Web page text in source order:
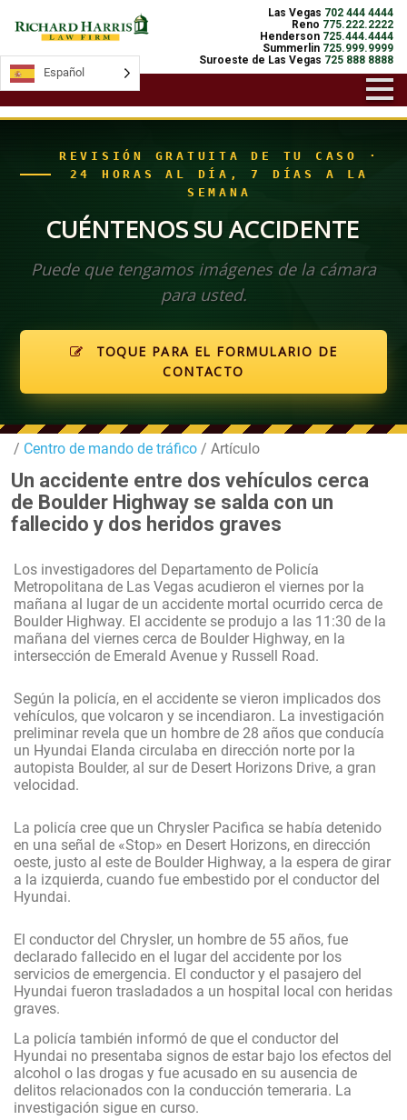
Las Vegas 702 444 4444
Reno 775.222.2222
Henderson 725.444.4444
Summerlin 725.999.9999
Suroeste de Las Vegas 725 888 8888
REVISIÓN GRATUITA DE TU CASO ·
24 HORAS AL DÍA, 7 DÍAS A LA
SEMANA
CUÉNTENOS SU ACCIDENTE
Puede que tengamos imágenes de la cámara
para usted.
TOQUE PARA EL FORMULARIO DE
CONTACTO
/ Centro de mando de tráfico / Artículo
Un accidente entre dos vehículos cerca
de Boulder Highway se salda con un
fallecido y dos heridos graves
Los investigadores del Departamento de Policía
Metropolitana de Las Vegas acudieron el viernes por la
mañana al lugar de un accidente mortal ocurrido cerca de
Boulder Highway. El accidente se produjo a las 11:30 de la
mañana del viernes cerca de Boulder Highway, en la
intersección de Emerald Avenue y Russell Road.
Según la policía, en el accidente se vieron implicados dos
vehículos, que volcaron y se incendiaron. La investigación
preliminar revela que un hombre de 28 años que conducía
un Hyundai Elanda circulaba en dirección norte por la
autopista Boulder, al sur de Desert Horizons Drive, a gran
velocidad.
La policía cree que un Chrysler Pacifica se había detenido
en una señal de «Stop» en Desert Horizons, en dirección
oeste, justo al este de Boulder Highway, a la espera de girar
a la izquierda, cuando fue embestido por el conductor del
Hyundai.
El conductor del Chrysler, un hombre de 55 años, fue
declarado fallecido en el lugar del accidente por los
servicios de emergencia. El conductor y el pasajero del
Hyundai fueron trasladados a un hospital local con heridas
graves.
La policía también informó de que el conductor del
Hyundai no presentaba signos de estar bajo los efectos del
alcohol o las drogas y fue acusado en su ausencia de
delitos relacionados con la conducción temeraria. La
investigación sigue en curso.
Español
Español